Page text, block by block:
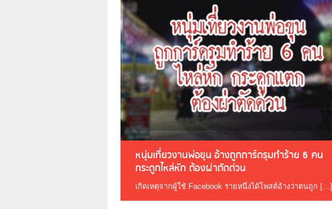
หนุ่มเที่ยวงานพ่อขุน อ้างถูกการ์ดรุมทำร้าย 6 คน
กระดูกไหล่หัก ต้องผ่าตัดด่วน
เกิดเหตุจากผู้ใช้ Facebook รายหนึ่งได้โพสต์อ้างว่าตนถูก […]